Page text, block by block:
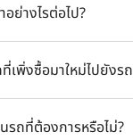
ก่อนซื้อรถยนต์ มิฉะ
ย่างไรต่อไป?
จะติดต่อกลับหาคุณ
พิ่งซื้อมาใหม่ไปยังร
นตอนดังต่อไปนี้
รถที่ต้องการหรือไม่?